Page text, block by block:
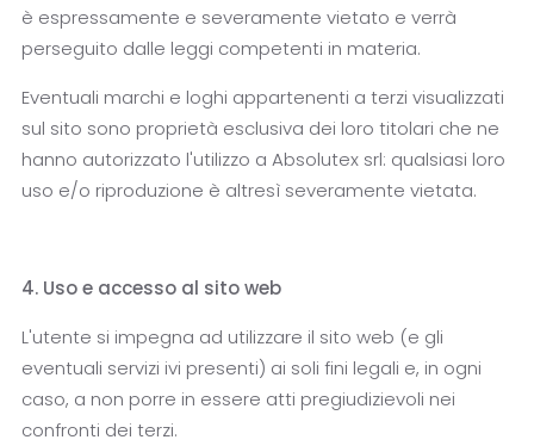
è espressamente e severamente vietato e verrà
perseguito dalle leggi competenti in materia.
Eventuali marchi e loghi appartenenti a terzi visualizzati
sul sito sono proprietà esclusiva dei loro titolari che ne
hanno autorizzato l'utilizzo a Absolutex srl: qualsiasi loro
uso e/o riproduzione è altresì severamente vietata.
4. Uso e accesso al sito web
L'utente si impegna ad utilizzare il sito web (e gli
eventuali servizi ivi presenti) ai soli fini legali e, in ogni
caso, a non porre in essere atti pregiudizievoli nei
confronti dei terzi.